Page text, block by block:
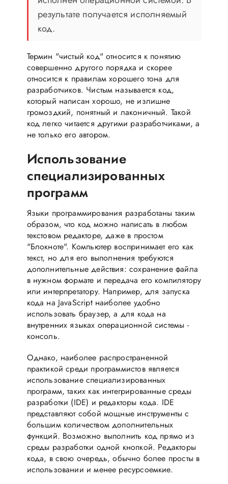
результате получается исполняемый
код.
Термин "чистый код" относится к понятию
совершенно другого порядка и скорее
относится к правилам хорошего тона для
разработчиков. Чистым называется код,
который написан хорошо, не излишне
громоздкий, понятный и лаконичный. Такой
код легко читается другими разработчиками, а
не только его автором.
Использование
специализированных
программ
Языки программирования разработаны таким
образом, что код можно написать в любом
текстовом редакторе, даже в простом
"Блокноте". Компьютер воспринимает его как
текст, но для его выполнения требуются
дополнительные действия: сохранение файла
в нужном формате и передача его компилятору
или интерпретатору. Например, для запуска
кода на JavaScript наиболее удобно
использовать браузер, а для кода на
внутренних языках операционной системы -
консоль.
Однако, наиболее распространенной
практикой среди программистов является
использование специализированных
программ, таких как интегрированные среды
разработки (IDE) и редакторы кода. IDE
представляют собой мощные инструменты с
большим количеством дополнительных
функций. Возможно выполнить код прямо из
среды разработки одной кнопкой. Редакторы
кода, в свою очередь, обычно более просты в
использовании и менее ресурсоемкие.